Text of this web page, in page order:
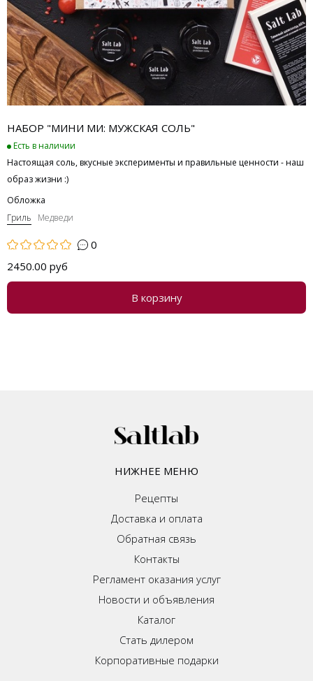
НАБОР "МИНИ МИ: МУЖСКАЯ СОЛЬ"
Есть в наличии
Настоящая соль, вкусные эксперименты и правильные ценности - наш
образ жизни :)
Обложка
Гриль
Медведи
0
2450.00 руб
В корзину
НИЖНЕЕ МЕНЮ
Рецепты
Доставка и оплата
Обратная связь
Контакты
Регламент оказания услуг
Новости и объявления
Каталог
Стать дилером
Корпоративные подарки